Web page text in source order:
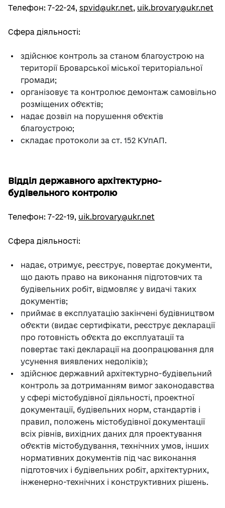
Телефон: 7-22-24, spvid@ukr.net, uik.brovary@ukr.net
Сфера діяльності:
здійснює контроль за станом благоустрою на
території Броварської міської територіальної
громади;
організовує та контролює демонтаж самовільно
розміщених об’єктів;
надає дозвіл на порушення об’єктів
благоустрою;
складає протоколи за ст. 152 КУпАП.
Відділ державного архітектурно-
будівельного контролю
Телефон: 7-22-19, uik.brovary@ukr.net
Сфера діяльності:
надає, отримує, реєструє, повертає документи,
що дають право на виконання підготовчих та
будівельних робіт, відмовляє у видачі таких
документів;
приймає в експлуатацію закінчені будівництвом
об’єкти (видає сертифікати, реєструє декларації
про готовність об’єкта до експлуатації та
повертає такі декларації на доопрацювання для
усунення виявлених недоліків);
здійснює державний архітектурно-будівельний
контроль за дотриманням вимог законодавства
у сфері містобудівної діяльності, проектної
документації, будівельних норм, стандартів і
правил, положень містобудівної документації
всіх рівнів, вихідних даних для проектування
об’єктів містобудування, технічних умов, інших
нормативних документів під час виконання
підготовчих і будівельних робіт, архітектурних,
інженерно-технічних і конструктивних рішень.